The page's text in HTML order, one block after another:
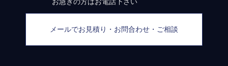
メールでお見積り・お問合わせ・ご相談